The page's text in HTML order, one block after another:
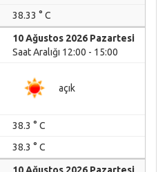
38.33 ° C
10 Ağustos 2026 Pazartesi
Saat Aralığı 12:00 - 15:00
açık
38.3 ° C
38.3 ° C